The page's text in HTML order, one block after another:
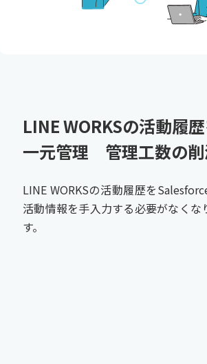
LINE WORKSの活動履
一元管理 管理工数の
LINE WORKSの活動履歴を
活動情報を手入力する必要がなくな
す。​